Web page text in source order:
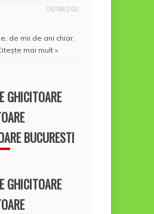
05/08/202
de mii de ani chiar,
mai mult »
GHICITOARE
BUCURESTI
GHICITOARE